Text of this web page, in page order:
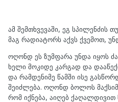
ამ შემთხვევაში, ეგ სპილენძის
მაგ რადიატორს აქვს ქვემოთ,
ოღონდ ეს ზუმფარა უნდა იყოს
ხელი მოკიდე კარგად და
და რამდენიმე წამში ისე
შეიძლება. ოღონდ ბოლოს
რომ იქნება, აიღებ ქაღალდივით